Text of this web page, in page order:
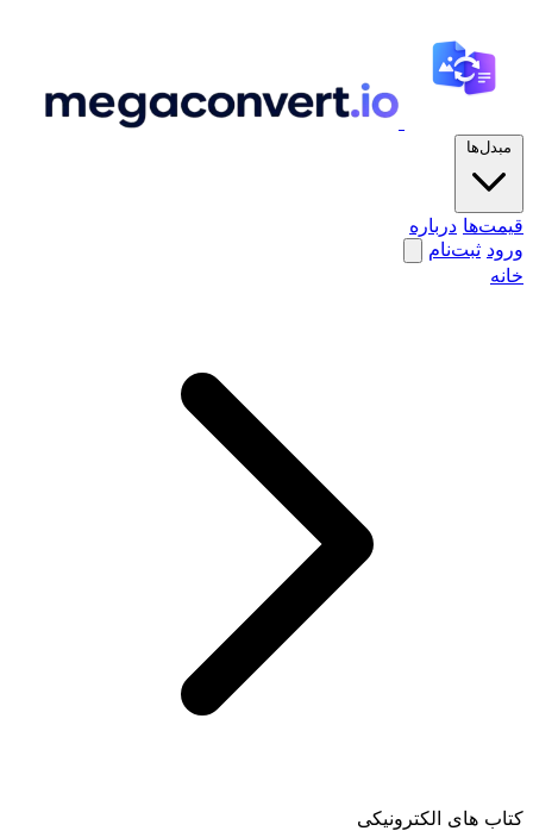
مبدل‌ها
قیمت‌ها درباره
ورود ثبت‌نام
خانه
کتاب های الکترونیکی